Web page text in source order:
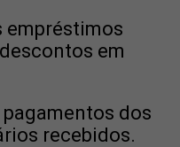
empréstimos
em
pagamentos dos
recebidos.